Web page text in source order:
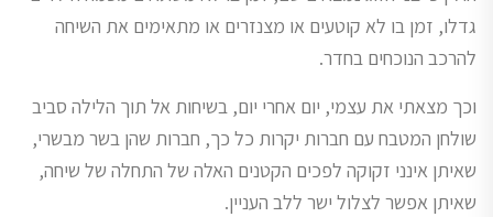
גדלו, זמן בו לא קוטעים או מצנזרים או מתאימים את השיחה
להרכב הנוכחים בחדר.
וכך מצאתי את עצמי, יום אחרי יום, בשיחות אל תוך הלילה סביב
שולחן המטבח עם חברות יקרות כל כך, חברות שהן בשר מבשרי,
שאיתן אינני זקוקה לפכים הקטנים האלה של התחלה של שיחה,
שאיתן אפשר לצלול ישר ללב העניין.